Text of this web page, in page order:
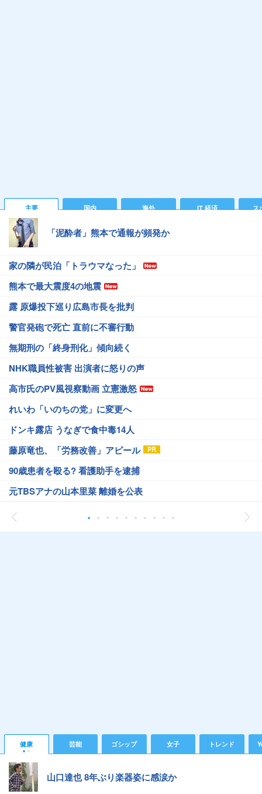
主要 国内 海外 IT 経済 ス
「泥酔者」熊本で通報が頻発か
家の隣が民泊「トラウマなった」
熊本で最大震度4の地震
露 原爆投下巡り広島市長を批判
警官発砲で死亡 直前に不審行動
無期刑の「終身刑化」傾向続く
NHK職員性被害 出演者に怒りの声
高市氏のPV風視察動画 立憲激怒
れいわ「いのちの党」に変更へ
ドンキ露店 うなぎで食中毒14人
藤原竜也、「労務改善」アピール
90歳患者を殴る? 看護助手を逮捕
元TBSアナの山本里菜 離婚を公表
健康 芸能 ゴシップ 女子 トレンド
山口達也 8年ぶり楽器姿に感涙か